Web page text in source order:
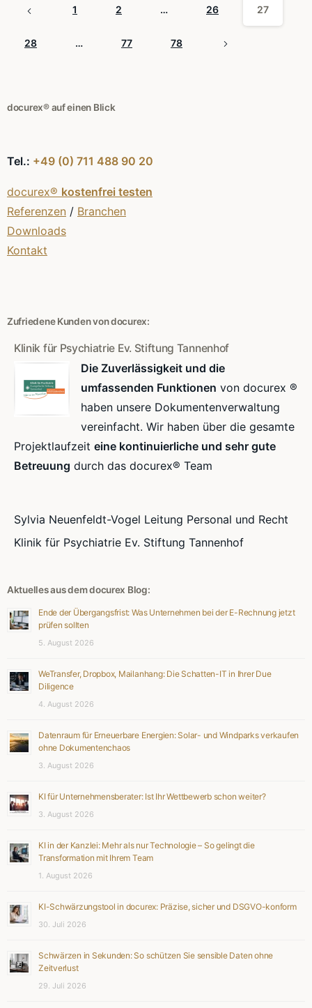
1 2 … 26 27
28 … 77 78
docurex® auf einen Blick
Tel.: +49 (0) 711 488 90 20
docurex® kostenfrei testen
Referenzen / Branchen
Downloads
Kontakt
Zufriedene Kunden von docurex:
Klinik für Psychiatrie Ev. Stiftung Tannenhof
Die Zuverlässigkeit und die
umfassenden Funktionen von docurex ®
haben unsere Dokumentenverwaltung
vereinfacht. Wir haben über die gesamte
Projektlaufzeit eine kontinuierliche und sehr gute
Betreuung durch das docurex® Team
Sylvia Neuenfeldt-Vogel Leitung Personal und Recht
Klinik für Psychiatrie Ev. Stiftung Tannenhof
Aktuelles aus dem docurex Blog:
Ende der Übergangsfrist: Was Unternehmen bei der E-Rechnung jetzt
prüfen sollten
5. August 2026
WeTransfer, Dropbox, Mailanhang: Die Schatten-IT in Ihrer Due
Diligence
4. August 2026
Datenraum für Erneuerbare Energien: Solar- und Windparks verkaufen
ohne Dokumentenchaos
3. August 2026
KI für Unternehmensberater: Ist Ihr Wettbewerb schon weiter?
3. August 2026
KI in der Kanzlei: Mehr als nur Technologie – So gelingt die
Transformation mit Ihrem Team
1. August 2026
KI-Schwärzungstool in docurex: Präzise, sicher und DSGVO-konform
30. Juli 2026
Schwärzen in Sekunden: So schützen Sie sensible Daten ohne
Zeitverlust
29. Juli 2026